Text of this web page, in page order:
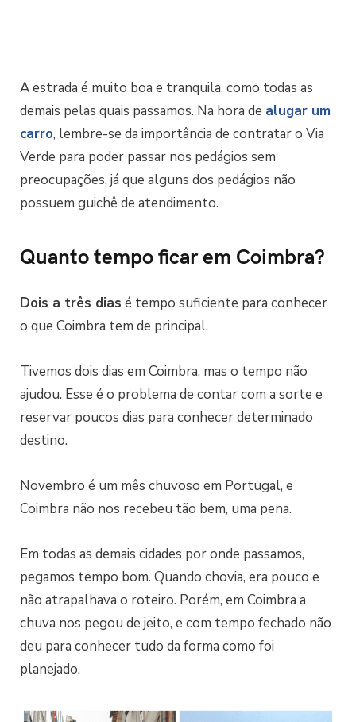
A estrada é muito boa e tranquila, como todas as
demais pelas quais passamos. Na hora de alugar um
carro, lembre-se da importância de contratar o Via
Verde para poder passar nos pedágios sem
preocupações, já que alguns dos pedágios não
possuem guichê de atendimento.
Quanto tempo ficar em Coimbra?
Dois a três dias é tempo suficiente para conhecer
o que Coimbra tem de principal.
Tivemos dois dias em Coimbra, mas o tempo não
ajudou. Esse é o problema de contar com a sorte e
reservar poucos dias para conhecer determinado
destino.
Novembro é um mês chuvoso em Portugal, e
Coimbra não nos recebeu tão bem, uma pena.
Em todas as demais cidades por onde passamos,
pegamos tempo bom. Quando chovia, era pouco e
não atrapalhava o roteiro. Porém, em Coimbra a
chuva nos pegou de jeito, e com tempo fechado não
deu para conhecer tudo da forma como foi
planejado.